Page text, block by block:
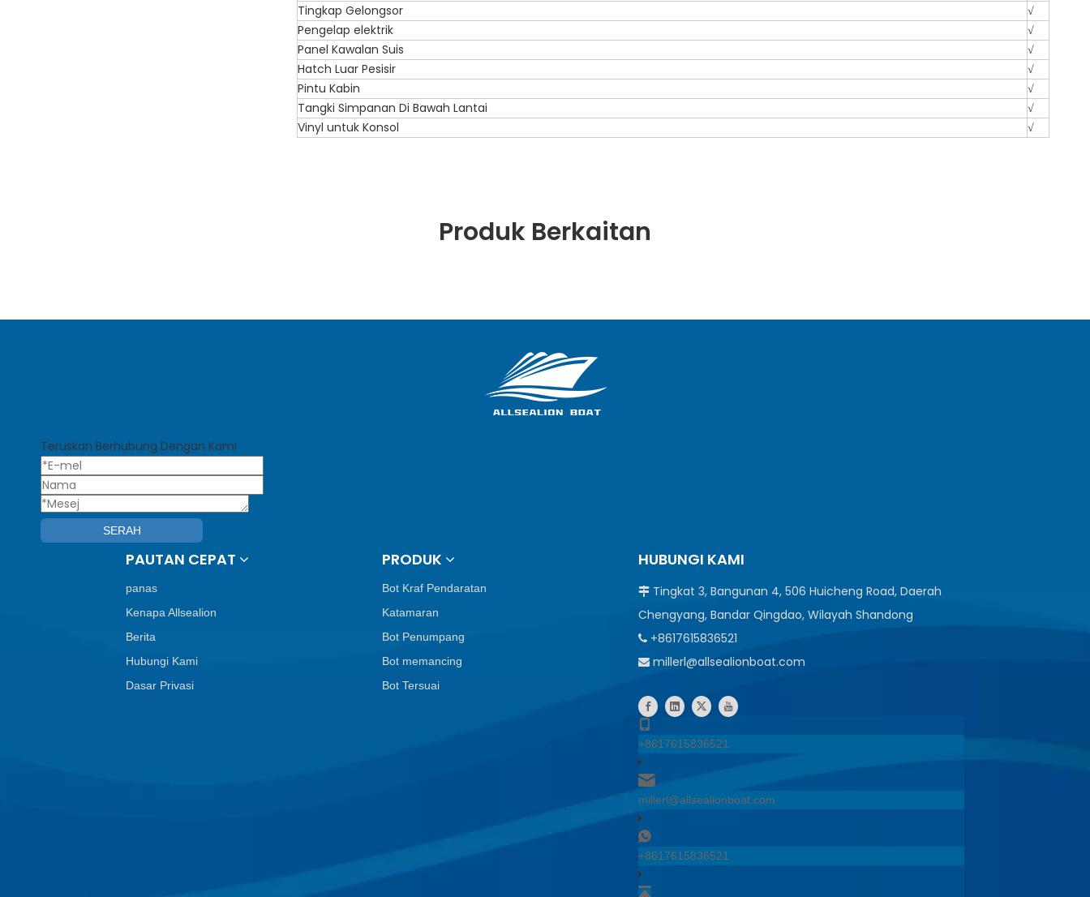
Tingkap Gelongsor
√
Pengelap elektrik
√
Panel Kawalan Suis
√
Hatch Luar Pesisir
√
Pintu Kabin
√
Tangki Simpanan Di Bawah Lantai
√
Vinyl untuk Konsol
√
Produk Berkaitan
Teruskan Berhubung Dengan Kami
SERAH
PAUTAN CEPAT
panas
Kenapa Allsealion
Berita
Hubungi Kami
Dasar Privasi
PRODUK
Bot Kraf Pendaratan
Katamaran
Bot Penumpang
Bot memancing
Bot Tersuai
HUBUNGI KAMI
 Tingkat 3, Bangunan 4, 506 Huicheng Road, Daerah
Chengyang, Bandar Qingdao, Wilayah Shandong
 +8617615836521
 millerl@allsealionboat.com
+8617615836521
millerl@allsealionboat.com
+8617615836521